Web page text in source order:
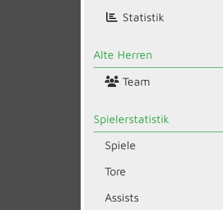
Statistik
Alte Herren
Team
Spielerstatistik
Spiele
Tore
Assists